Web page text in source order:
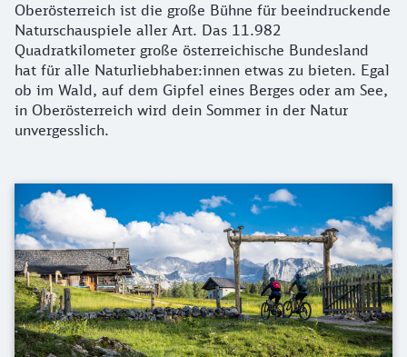
Oberösterreich ist die große Bühne für beeindruckende
Naturschauspiele aller Art. Das 11.982
Quadratkilometer große österreichische Bundesland
hat für alle Naturliebhaber:innen etwas zu bieten. Egal
ob im Wald, auf dem Gipfel eines Berges oder am See,
in Oberösterreich wird dein Sommer in der Natur
unvergesslich.